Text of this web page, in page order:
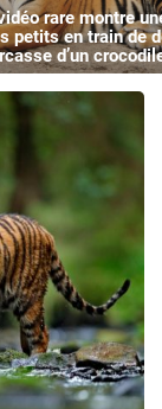
rare montre
petits en train de
d’un